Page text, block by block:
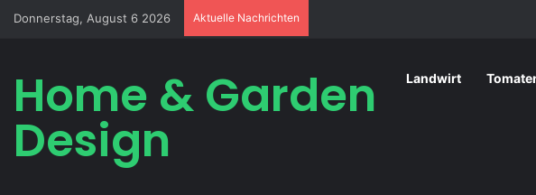
Donnerstag, August 6 2026 Aktuelle Nachrichten
Home & Garden
Design
Landwirt